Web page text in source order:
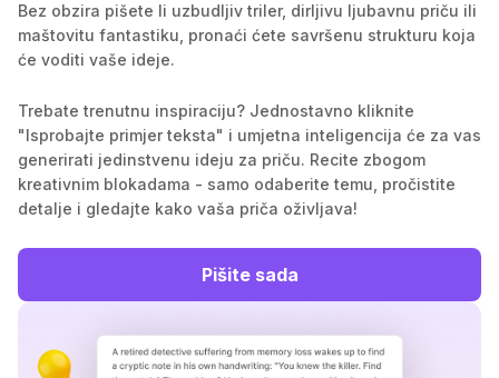
Bez obzira pišete li uzbudljiv triler, dirljivu ljubavnu priču ili
maštovitu fantastiku, pronaći ćete savršenu strukturu koja
će voditi vaše ideje.
Trebate trenutnu inspiraciju? Jednostavno kliknite
"Isprobajte primjer teksta" i umjetna inteligencija će za vas
generirati jedinstvenu ideju za priču. Recite zbogom
kreativnim blokadama - samo odaberite temu, pročistite
detalje i gledajte kako vaša priča oživljava!
Pišite sada